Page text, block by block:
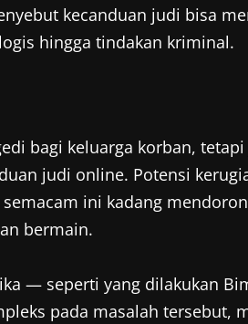
kecanduan judi bisa
hingga tindakan kriminal.
bagi keluarga korban,
judi online. Potensi
ini kadang
bermain.
— seperti yang dilakukan
pada masalah tersebut,